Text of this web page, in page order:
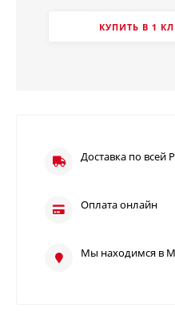
КУПИТЬ В 1
Доставка по всей
Оплата онлайн
Мы находимся в